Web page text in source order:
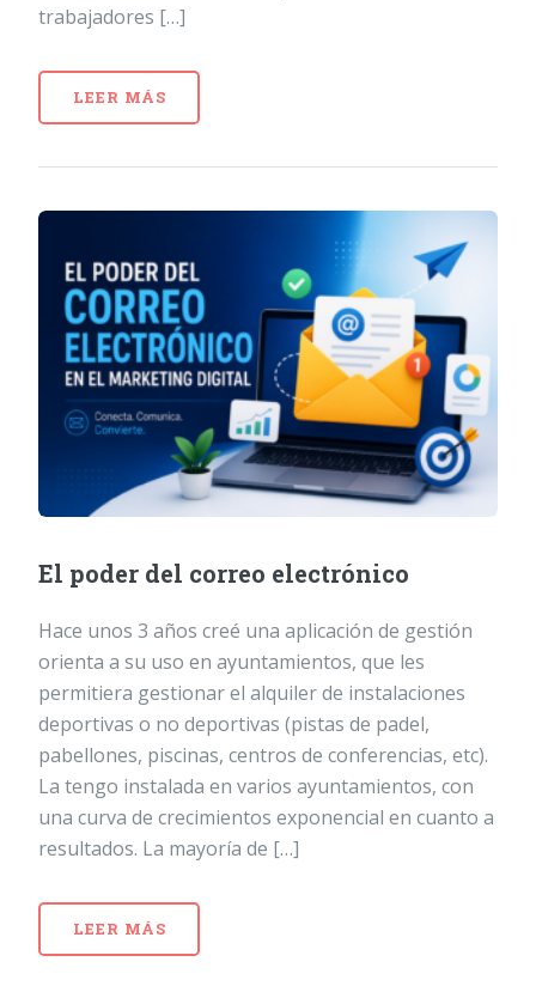
trabajadores […]
LEER MÁS
El poder del correo electrónico
Hace unos 3 años creé una aplicación de gestión
orienta a su uso en ayuntamientos, que les
permitiera gestionar el alquiler de instalaciones
deportivas o no deportivas (pistas de padel,
pabellones, piscinas, centros de conferencias, etc).
La tengo instalada en varios ayuntamientos, con
una curva de crecimientos exponencial en cuanto a
resultados. La mayoría de […]
LEER MÁS